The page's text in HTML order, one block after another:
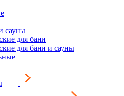
сауны
для бани
для бани и сауны